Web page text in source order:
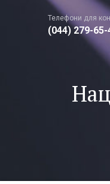
Телефони для
(044) 279-65-